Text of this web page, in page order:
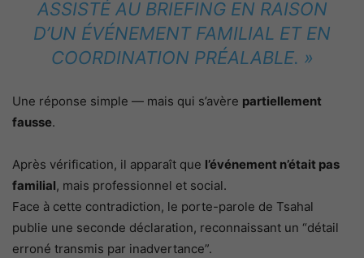
ASSISTÉ AU BRIEFING EN RAISON
D’UN ÉVÉNEMENT FAMILIAL ET EN
COORDINATION PRÉALABLE. »
Une réponse simple — mais qui s’avère partiellement
fausse.
Après vérification, il apparaît que l’événement n’était pas
familial, mais professionnel et social.
Face à cette contradiction, le porte-parole de Tsahal
publie une seconde déclaration, reconnaissant un “détail
erroné transmis par inadvertance”.